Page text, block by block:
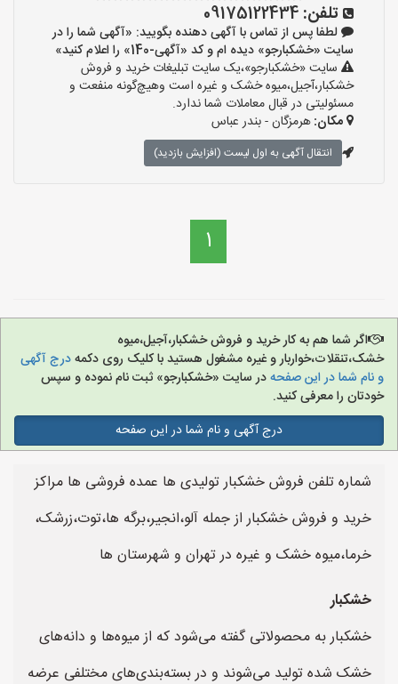
تلفن: 09175122434
لطفا پس از تماس با آگهی دهنده بگویید: «آگهی شما را در
سایت «خشکبارجو» دیده ام و کد «آگهی-140» را اعلام کنید»
سایت «خشکبارجو»،یک سایت تبلیغات خرید و فروش
خشکبار،آجیل،میوه خشک و غیره است وهیچ‌گونه منفعت و
مسئولیتی در قبال معاملات شما ندارد.
مکان:هرمزگان - بندر عباس
انتقال آگهی به اول لیست (افزایش بازدید)
1
اگر شما هم به کار خرید و فروش خشکبار،آجیل،میوه
خشک،تنقلات،خواربار و غیره مشغول هستید با کلیک روی دکمهدرج آگهی
و نام شما در این صفحهدر سایت «خشکبارجو» ثبت نام نموده و سپس
خودتان را معرفی کنید.
درج آگهی و نام شما در این صفحه
شماره تلفن فروش خشکبار تولیدی ها عمده فروشی ها مراکز
خرید و فروش خشکبار از جمله آلو،انجیر،برگه ها،توت،زرشک،
خرما،میوه خشک و غیره در تهران و شهرستان ها
خشکبار
خشکبار به محصولاتی گفته می‌شود که از میوه‌ها و دانه‌های
خشک شده تولید می‌شوند و در بسته‌بندی‌های مختلفی عرضه